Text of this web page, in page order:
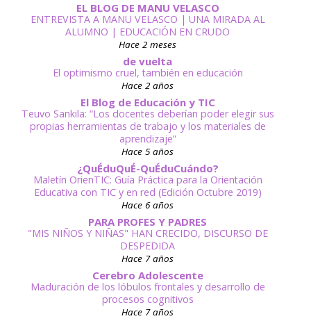
EL BLOG DE MANU VELASCO
ENTREVISTA A MANU VELASCO | UNA MIRADA AL
ALUMNO | EDUCACIÓN EN CRUDO
Hace 2 meses
de vuelta
El optimismo cruel, también en educación
Hace 2 años
El Blog de Educación y TIC
Teuvo Sankila: “Los docentes deberían poder elegir sus
propias herramientas de trabajo y los materiales de
aprendizaje”
Hace 5 años
¿QuÉduQuÉ-QuÉduCuándo?
Maletín OrienTIC: Guía Práctica para la Orientación
Educativa con TIC y en red (Edición Octubre 2019)
Hace 6 años
PARA PROFES Y PADRES
"MIS NIÑOS Y NIÑAS" HAN CRECIDO, DISCURSO DE
DESPEDIDA
Hace 7 años
Cerebro Adolescente
Maduración de los lóbulos frontales y desarrollo de
procesos cognitivos
Hace 7 años